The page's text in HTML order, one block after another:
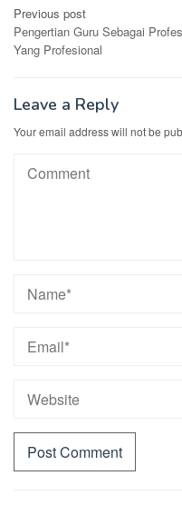
Post
navigation
Previous post
Pengertian Guru Sebagai
Yang Profesional
Leave a Reply
Your email address will not be